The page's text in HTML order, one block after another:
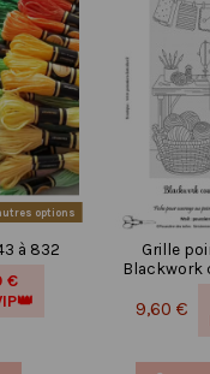
options
à 832
€
Grille
Blackwork
9,60 €